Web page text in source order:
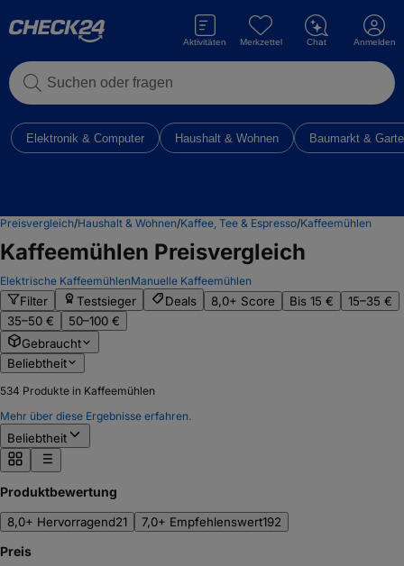
Suchen oder fragen
Aktivitäten Merkzettel Chat Anmelden
Elektronik & Computer Haushalt & Wohnen Baumarkt &
Preisvergleich/Haushalt & Wohnen/Kaffee, Tee & Espresso/Kaffeemühlen
Kaffeemühlen Preisvergleich
Elektrische KaffeemühlenManuelle Kaffeemühlen
Filter Testsieger Deals 8,0+ Score Bis 15 €
15–35 €
35–50 €
50–100 €
Gebraucht
Beliebtheit
534 Produkte in Kaffeemühlen
Mehr über diese Ergebnisse erfahren.
Beliebtheit
Produktbewertung
8,0+ Hervorragend21 7,0+ Empfehlenswert192
Preis